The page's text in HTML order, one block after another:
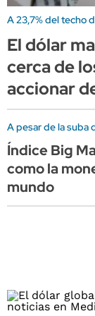
A 23,7% del techo
El dólar
cerca de
accionar
A pesar de la suba
Índice Big
como la
mundo